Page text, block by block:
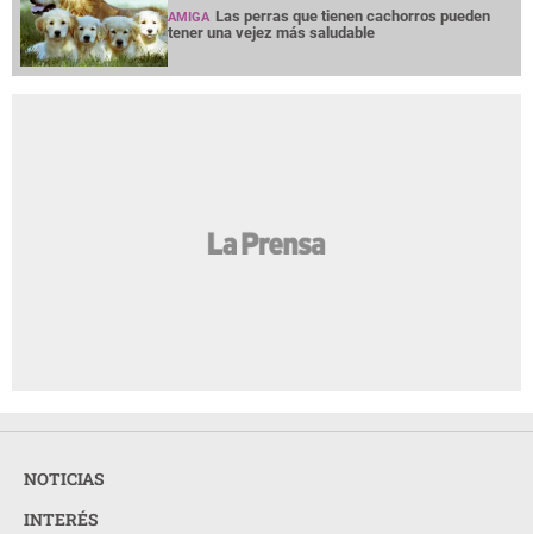
AMIGA Las perras que tienen cachorros pueden
tener una vejez más saludable
NOTICIAS
INTERÉS